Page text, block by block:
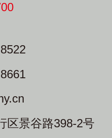
区景谷路398-2号